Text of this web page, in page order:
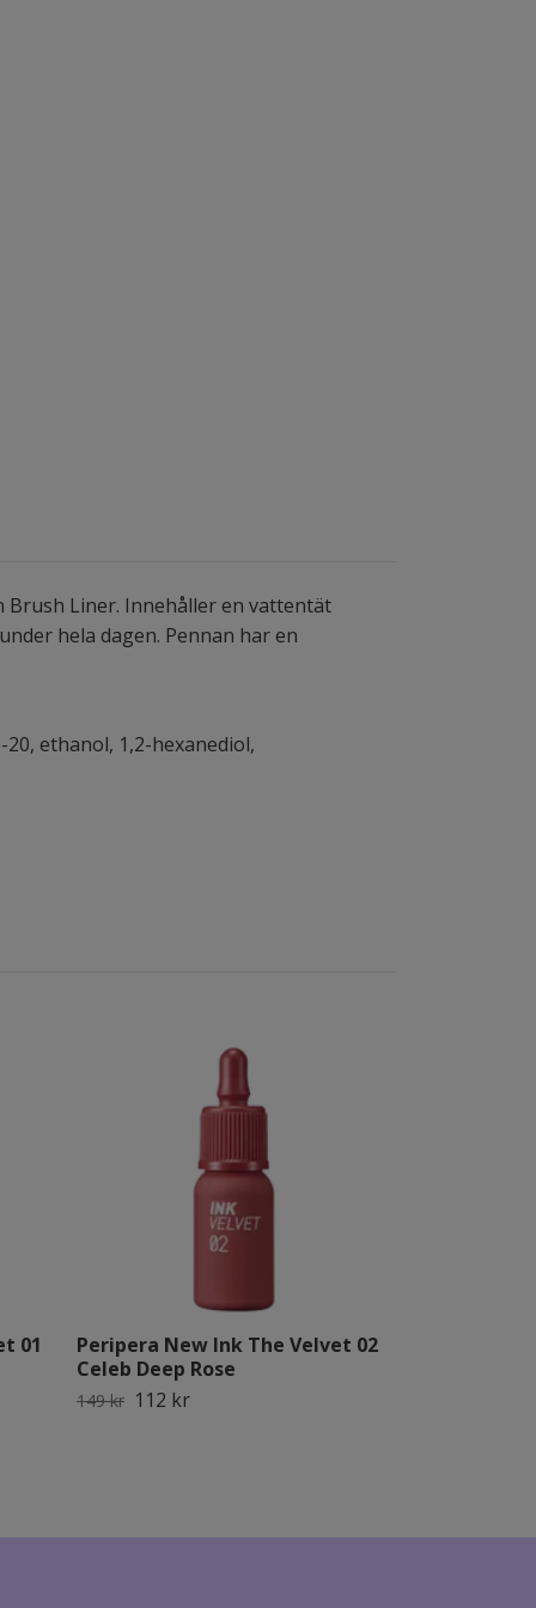
Brush Liner. Innehåller en vattentät
hela dagen. Pennan haren
ethanol, 1,2-hexanediol,
01
Peripera New Ink The Velvet 02
Celeb Deep Rose
149 kr 112 kr